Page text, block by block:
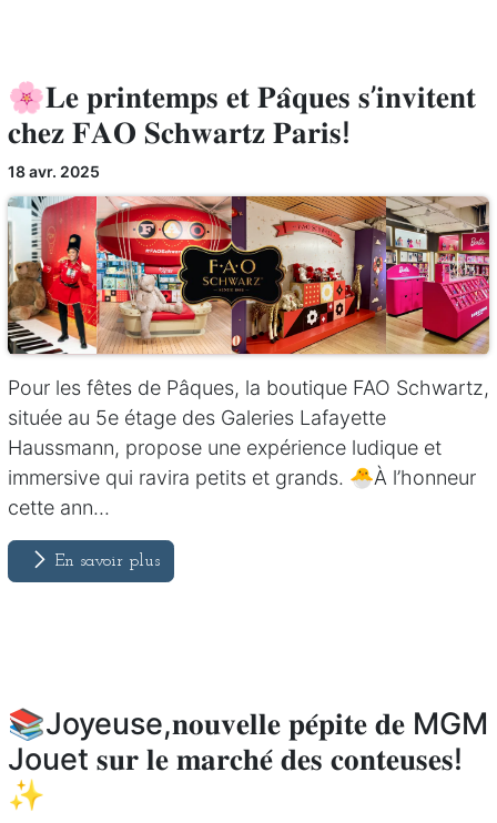
🌸𝐋𝐞 𝐩𝐫𝐢𝐧𝐭𝐞𝐦𝐩𝐬 𝐞𝐭 𝐏𝐚̂𝐪𝐮𝐞𝐬 𝐬’𝐢𝐧𝐯𝐢𝐭𝐞𝐧𝐭
𝐜𝐡𝐞𝐳 𝐅𝐀𝐎 𝐒𝐜𝐡𝐰𝐚𝐫𝐭𝐳 𝐏𝐚𝐫𝐢𝐬!
18 avr. 2025
Pour les fêtes de Pâques, la boutique FAO Schwartz,
située au 5e étage des Galeries Lafayette
Haussmann, propose une expérience ludique et
immersive qui ravira petits et grands. 🐣À l’honneur
cette ann...
En savoir plus
📚Joyeuse,𝐧𝐨𝐮𝐯𝐞𝐥𝐥𝐞 𝐩𝐞́𝐩𝐢𝐭𝐞 𝐝𝐞 MGM
Jouet 𝐬𝐮𝐫 𝐥𝐞 𝐦𝐚𝐫𝐜𝐡𝐞́ 𝐝𝐞𝐬 𝐜𝐨𝐧𝐭𝐞𝐮𝐬𝐞𝐬!
✨